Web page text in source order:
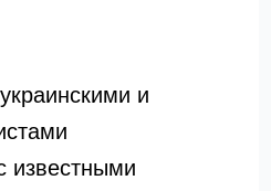
и
известными